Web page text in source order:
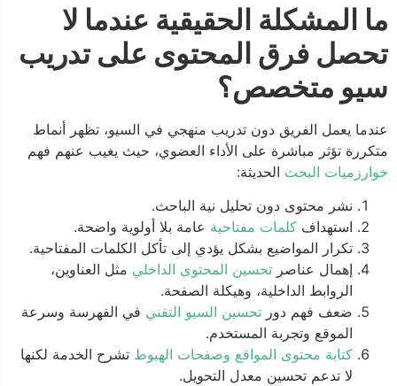
ما المشكلة الحقيقية عندما لا
تحصل فرق المحتوى على تدريب
سيو متخصص؟
عندما يعمل الفريق دون تدريب منهجي في
السيو، تظهر أنماط
متكررة تؤثر مباشرة على الأداء العضوي، حيث يغيب عنهم فهم
خوارزميات البحثالحديثة:
نشر محتوى دون تحليل نية الباحث.
استهداف كلمات مفتاحيةعامة بلا أولوية واضحة.
تكرار المواضيع بشكل يؤدي إلى تأكل الكلمات المفتاحية.
إهمال عناصر تحسين المحتوى الداخلي مثل العناوين،
الروابط الداخلية، وهيكلة الصفحة.
ضعف فهم دور تحسين السيو التقني في الفهرسة وسرعة
الموقع وتجربة المستخدم.
كتابة محتوى المواقع وصفحات الهبوطتشرح الخدمة لكنها
لا تدعم تحسين معدل التحويل.